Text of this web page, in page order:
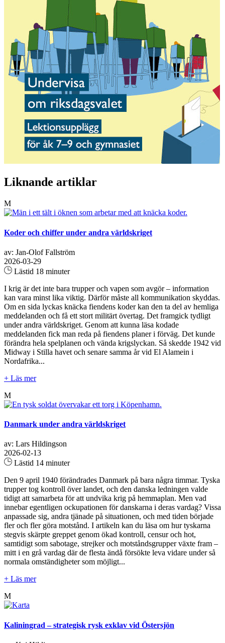
Liknande artiklar
M
Koder och chiffer under andra världskriget
av: Jan-Olof Fallström
2026-03-29
Lästid 18 minuter
I krig är det inte bara trupper och vapen som avgör – information
kan vara minst lika viktig. Därför måste all kommunikation skyddas.
Om en sida lyckas knäcka fiendens koder kan den ta del av hemliga
meddelanden och få ett stort militärt övertag. Det framgick tydligt
under andra världskriget. Genom att kunna läsa kodade
meddelanden fick man reda på fiendens planer i förväg. Det kunde
förändra hela spelplanen och vända krigslyckan. Så skedde 1942 vid
Midway i Stilla havet och senare samma år vid El Alamein i
Nordafrika...
+ Läs mer
M
Danmark under andra världskriget
av: Lars Hildingson
2026-02-13
Lästid 14 minuter
Den 9 april 1940 förändrades Danmark på bara några timmar. Tyska
trupper tog kontroll över landet, och den danska ledningen valde
tidigt att samarbeta för att undvika krig på hemmaplan. Men vad
innebar egentligen ockupationen för danskarna i deras vardag? Vissa
anpassade sig, andra tjänade på situationen, och med tiden började
fler och fler göra motstånd. I artikeln kan du läsa om hur tyskarna
stegvis skärpte greppet genom ökad kontroll, censur och hot,
samtidigt som sabotage, strejker och motståndsgrupper växte fram –
mitt i en grå vardag där de flesta ändå försökte leva vidare under så
normala omständigheter som möjligt...
+ Läs mer
M
Kaliningrad – strategisk rysk exklav vid Östersjön